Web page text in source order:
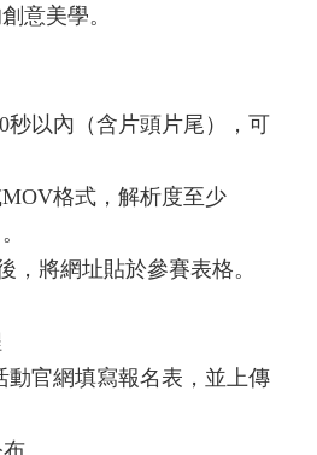
意美學。
秒以內（含片頭片尾），可
格式，解析度至少
，將網址貼於參賽表格。
官網填寫報名表，並上傳